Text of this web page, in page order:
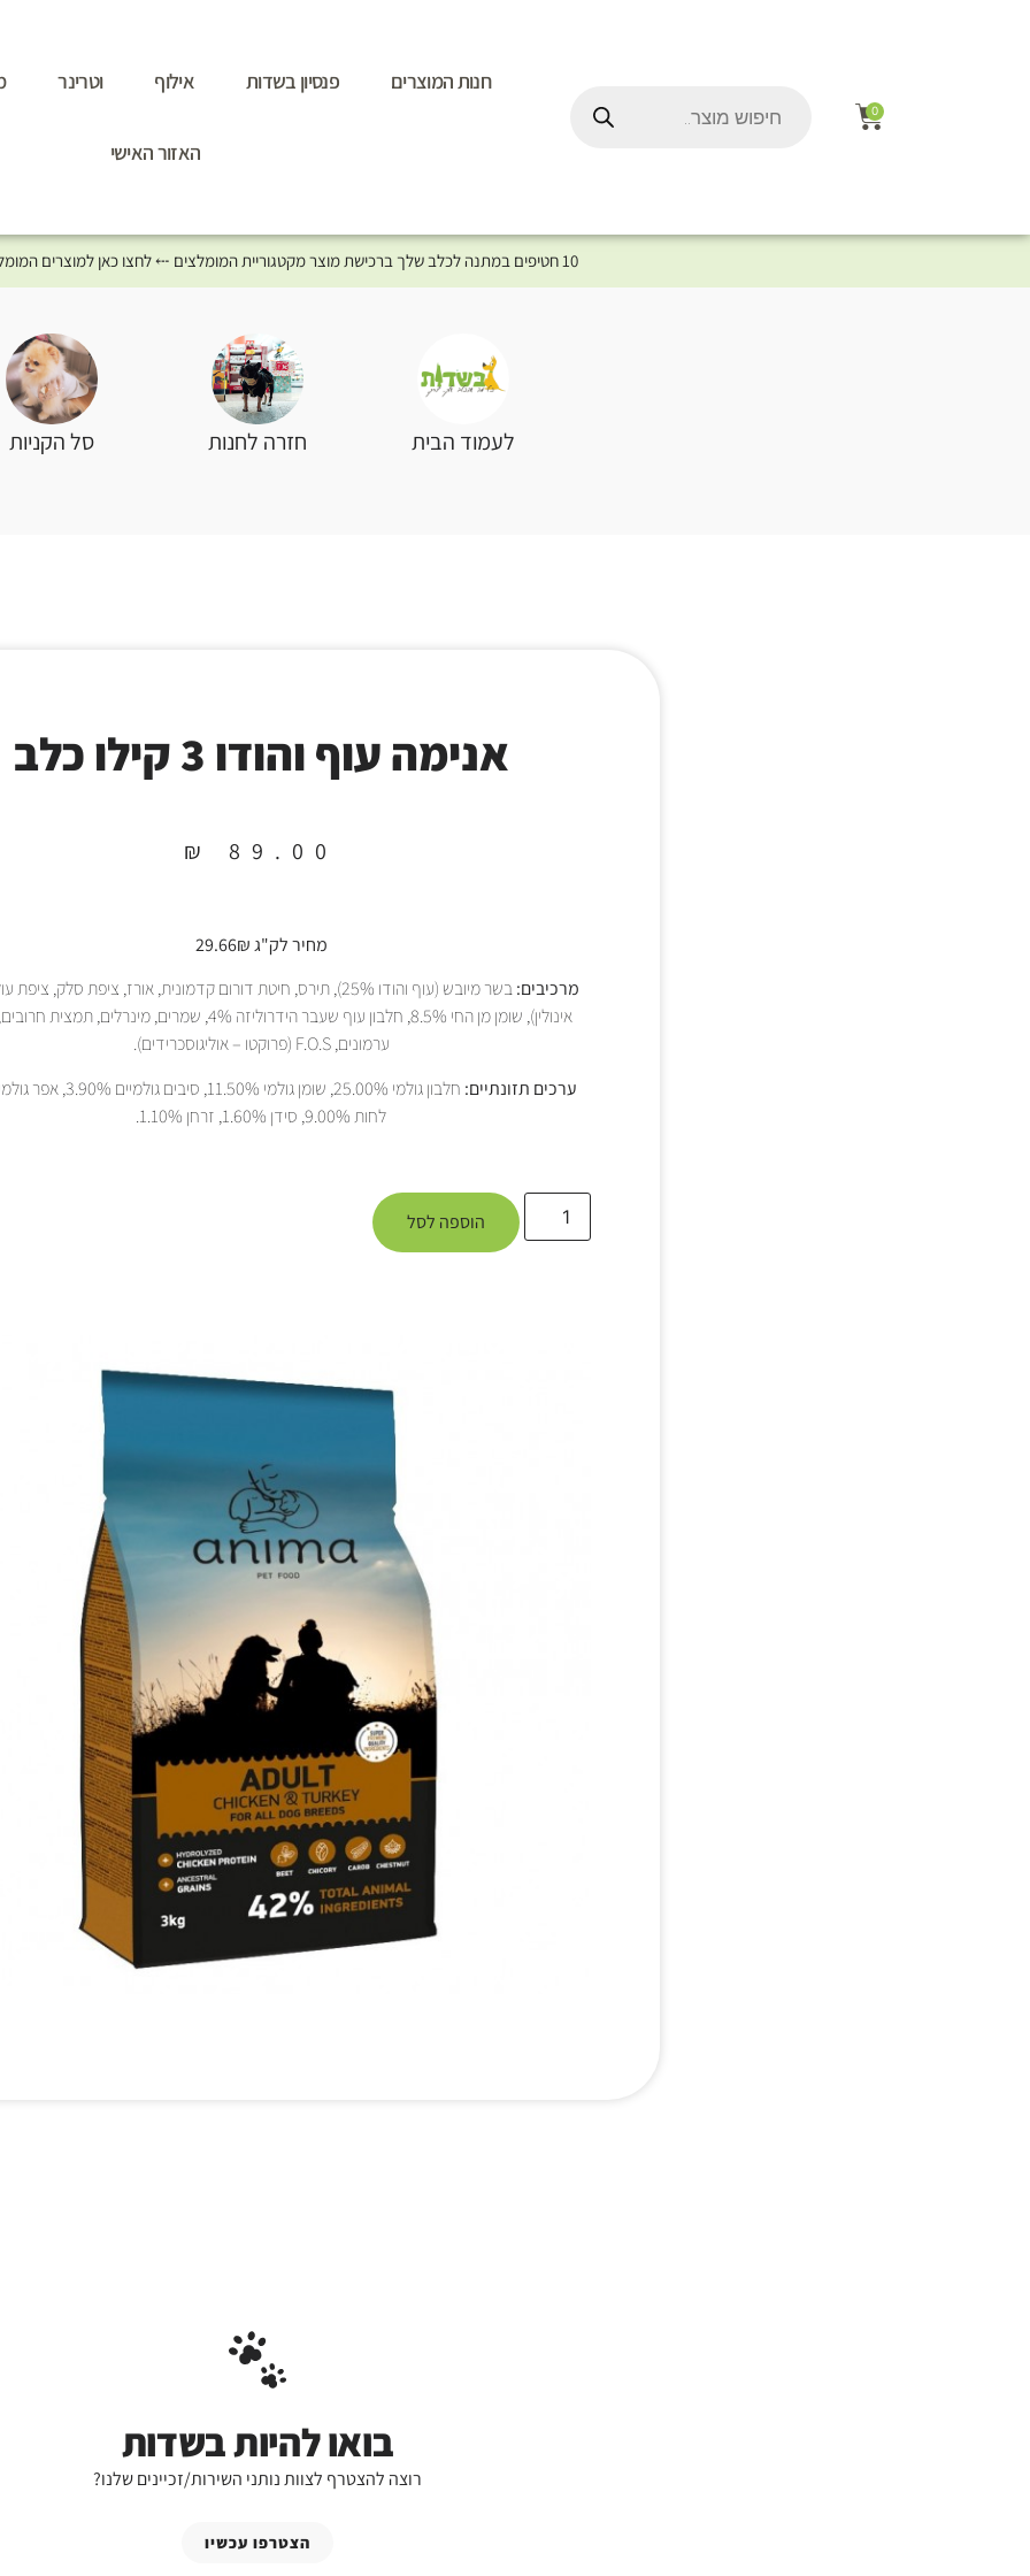
0
חנות המוצרים פנסיון בשדות אילוף וטרינר
האזור האישי
10 חטיפים במתנה לכלב שלך ברכישת מוצר מקטגוריית המומלצים ⤎ לחצו כאן למוצרים המומלצים לכלב
לעמוד הבית חזרה לחנות סל הקניות
אנימה עוף והודו 3 קילו כלב
₪ 89.00
מחיר לק"ג 29.66₪
מרכיבים:
בשר מיובש (עוף והודו 25%), תירס, חיטת דורום קדמונית, אורז, ציפת סלק,
אינולין), שומן מן החי 8.5%, חלבון עוף שעבר הידרוליזה 4%, שמרים, מינרלים,
ערמונים, F.O.S (פרוקטו – אוליגוסכרידים).
ערכים תזונתיים:
לחות 9.00%, סידן 1.60%, זרחן 1.10%.
הוספה לסל
בואו להיות בשדות
רוצה להצטרף לצוות נותני השירות/זכיינים שלנו?
הצטרפו עכשיו